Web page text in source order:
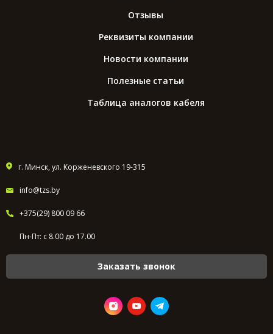
Отзывы
Реквизиты компании
Новости компании
Полезные статьи
Таблица аналогов кабеля
г. Минск, ул. Корженевского 19-315
info@tzs.by
+375(29) 800 09 66
Пн-Пт: с 8.00 до 17.00
Заказать звонок